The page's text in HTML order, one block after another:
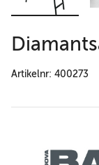
Artikelnr: 400273